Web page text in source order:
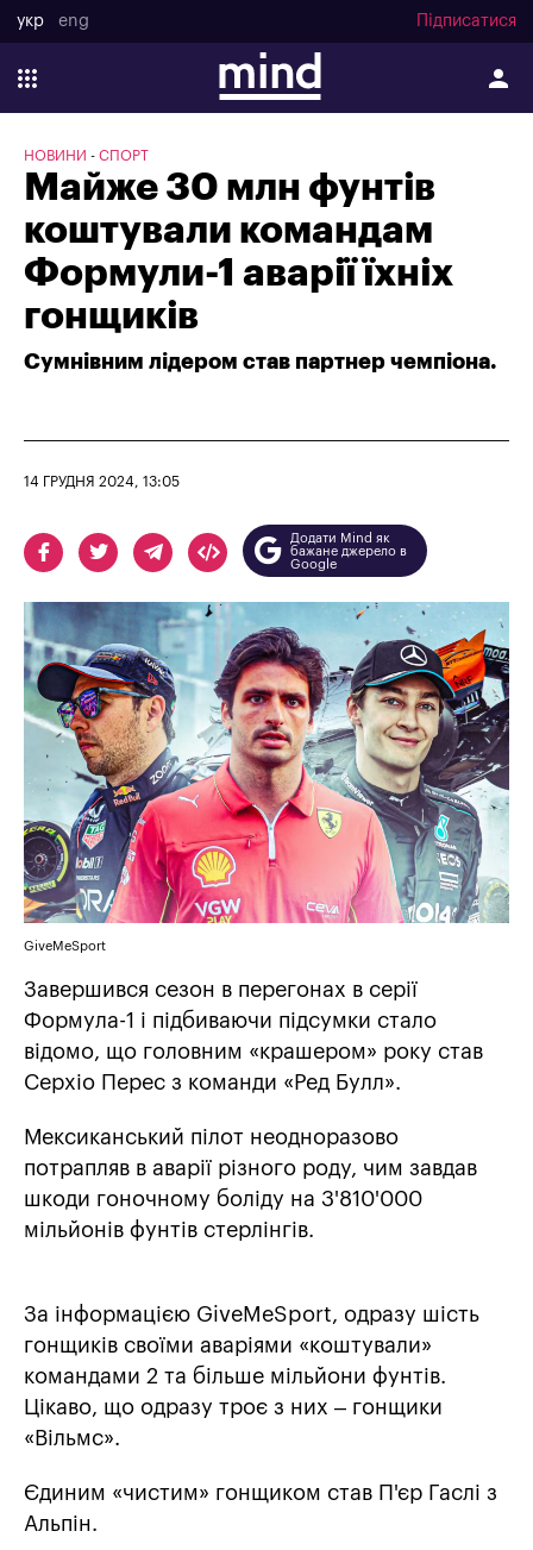
укр eng Підписатися
НОВИНИ СПОРТ
Майже 30 млн фунтів
коштували командам
Формули-1 аварії їхніх
гонщиків
Сумнівним лідером став партнер чемпіона.
14 ГРУДНЯ 2024, 13:05
Додати Mind як
бажане джерело в
Google
GiveMeSport
Завершився сезон в перегонах в серії
Формула-1 і підбиваючи підсумки стало
відомо, що головним «крашером» року став
Серхіо Перес з команди «Ред Булл».
Мексиканський пілот неодноразово
потрапляв в аварії різного роду, чим завдав
шкоди гоночному боліду на 3'810'000
мільйонів фунтів стерлінгів.
За інформацією GiveMeSport, одразу шість
гонщиків своїми аваріями «коштували»
командами 2 та більше мільйони фунтів.
Цікаво, що одразу троє з них – гонщики
«Вільмс».
Єдиним «чистим» гонщиком став П'єр Гаслі з
Альпін.